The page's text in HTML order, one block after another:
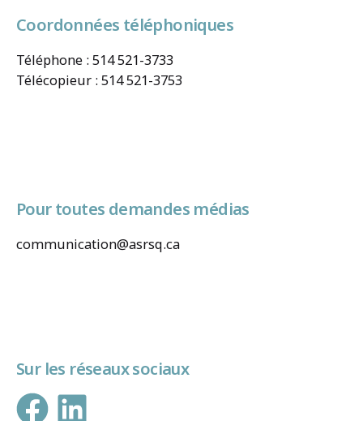
Coordonnées téléphoniques
Téléphone : 514 521-3733
Télécopieur : 514 521-3753
Pour toutes demandes médias
communication@asrsq.ca
Sur les réseaux sociaux